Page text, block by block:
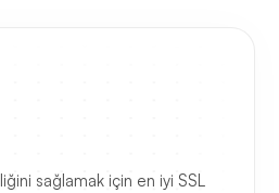
sağlamak için en iyi SSL